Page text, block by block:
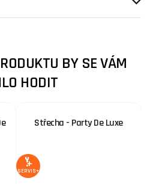
BY SE VÁM
HODIT
Střecha - Party De Luxe
SERVIS+